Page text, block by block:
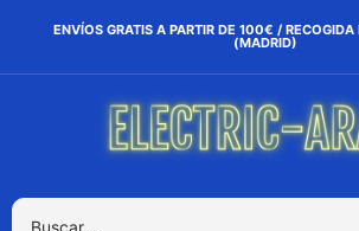
ENVÍOS GRATIS A PARTIR DE 100€ / RECOGIDA
(MADRID)